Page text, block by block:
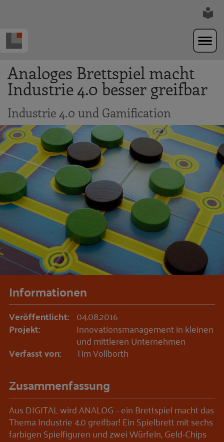
Analoges Brettspiel macht
Industrie 4.0 besser greifbar
Industrie 4.0 und Gamification
Informationen
Veröffentlicht: 04.08.2016
Projekt: Innovationsmanagement in kleinen
und mittleren Unternehmen
Verfasst von: Tim Vollborth
Zusammenfassung
Aus DIGITAL wird ANALOG – ein Brettspiel macht das
Thema Industrie 4.0 greifbar! Ein Spielbrett mit sechs
farbigen Spielfiguren und zwei Würfeln, Geld-Chips